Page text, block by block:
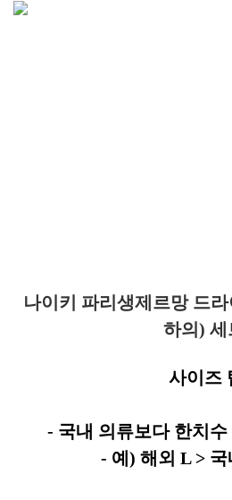
나이키 파리생제르망 드
하의) 세
사이즈
- 국내 의류보다 한치
- 예) 해외 L > 국